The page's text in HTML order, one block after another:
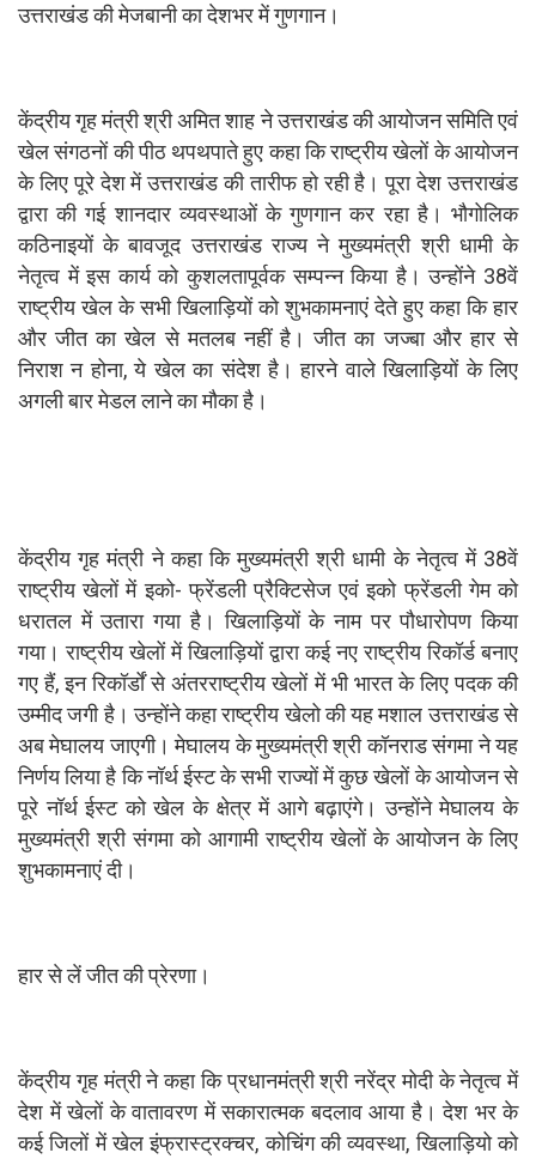
उत्तराखंड की मेजबानी का देशभर में गुणगान।
केंद्रीय गृह मंत्री श्री अमित शाह ने उत्तराखंड की आयोजन समिति एवं
खेल संगठनों की पीठ थपथपाते हुए कहा कि राष्ट्रीय खेलों के आयोजन
के लिए पूरे देश में उत्तराखंड की तारीफ हो रही है। पूरा देश उत्तराखंड
द्वारा की गई शानदार व्यवस्थाओं के गुणगान कर रहा है। भौगोलिक
कठिनाइयों के बावजूद उत्तराखंड राज्य ने मुख्यमंत्री श्री धामी के
नेतृत्व में इस कार्य को कुशलतापूर्वक सम्पन्न किया है। उन्होंने 38वें
राष्ट्रीय खेल के सभी खिलाड़ियों को शुभकामनाएं देते हुए कहा कि हार
और जीत का खेल से मतलब नहीं है। जीत का जज्बा और हार से
निराश न होना, ये खेल का संदेश है। हारने वाले खिलाड़ियों के लिए
अगली बार मेडल लाने का मौका है।
केंद्रीय गृह मंत्री ने कहा कि मुख्यमंत्री श्री धामी के नेतृत्व में 38वें
राष्ट्रीय खेलों में इको- फ्रेंडली प्रैक्टिसेज एवं इको फ्रेंडली गेम को
धरातल में उतारा गया है। खिलाड़ियों के नाम पर पौधारोपण किया
गया। राष्ट्रीय खेलों में खिलाड़ियों द्वारा कई नए राष्ट्रीय रिकॉर्ड बनाए
गए हैं, इन रिकॉर्डों से अंतरराष्ट्रीय खेलों में भी भारत के लिए पदक की
उम्मीद जगी है। उन्होंने कहा राष्ट्रीय खेलो की यह मशाल उत्तराखंड से
अब मेघालय जाएगी। मेघालय के मुख्यमंत्री श्री कॉनराड संगमा ने यह
निर्णय लिया है कि नॉर्थ ईस्ट के सभी राज्यों में कुछ खेलों के आयोजन से
पूरे नॉर्थ ईस्ट को खेल के क्षेत्र में आगे बढ़ाएंगे। उन्होंने मेघालय के
मुख्यमंत्री श्री संगमा को आगामी राष्ट्रीय खेलों के आयोजन के लिए
शुभकामनाएं दी।
हार से लें जीत की प्रेरणा।
केंद्रीय गृह मंत्री ने कहा कि प्रधानमंत्री श्री नरेंद्र मोदी के नेतृत्व में
देश में खेलों के वातावरण में सकारात्मक बदलाव आया है। देश भर के
कई जिलों में खेल इंफ्रास्ट्रक्चर, कोचिंग की व्यवस्था, खिलाड़ियो को